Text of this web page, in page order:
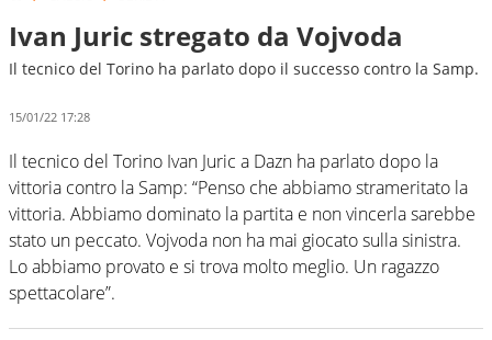
Ivan Juric stregato da Vojvoda
Il tecnico del Torino ha parlato dopo il successo contro la Samp.
15/01/22 17:28
Il tecnico del Torino Ivan Juric a Dazn ha parlato dopo la
vittoria contro la Samp: “Penso che abbiamo strameritato la
vittoria. Abbiamo dominato la partita e non vincerla sarebbe
stato un peccato. Vojvoda non ha mai giocato sulla sinistra.
Lo abbiamo provato e si trova molto meglio. Un ragazzo
spettacolare”.